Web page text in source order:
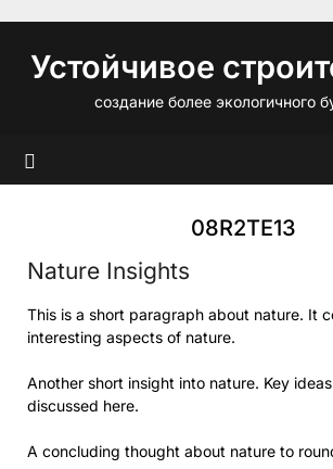
содержимому
Устойчивое
создание более экологичного
08R2TE13
Nature Insights
This is a short paragraph about nature. It
interesting aspects of nature.
Another short insight into nature. Key
discussed here.
A concluding thought about nature to